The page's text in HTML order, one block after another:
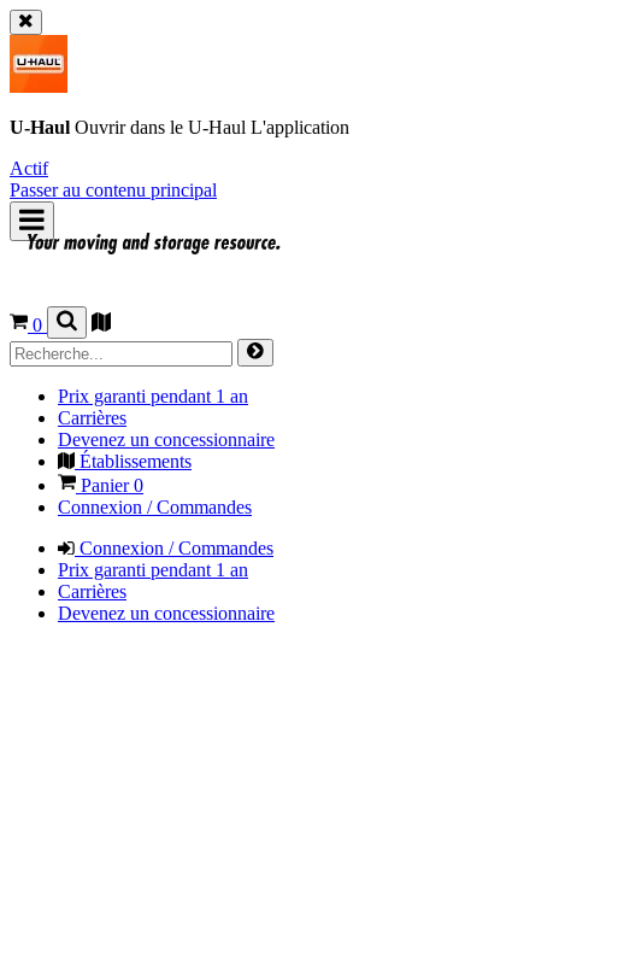
U-Haul Ouvrir dans le U-Haul L'application
Actif
Passer au contenu principal
0
Prix garanti pendant 1 an
Carrières
Devenez un concessionnaire
Établissements
Panier0
Connexion / Commandes
Connexion / Commandes
Prix garanti pendant 1 an
Carrières
Devenez un concessionnaire